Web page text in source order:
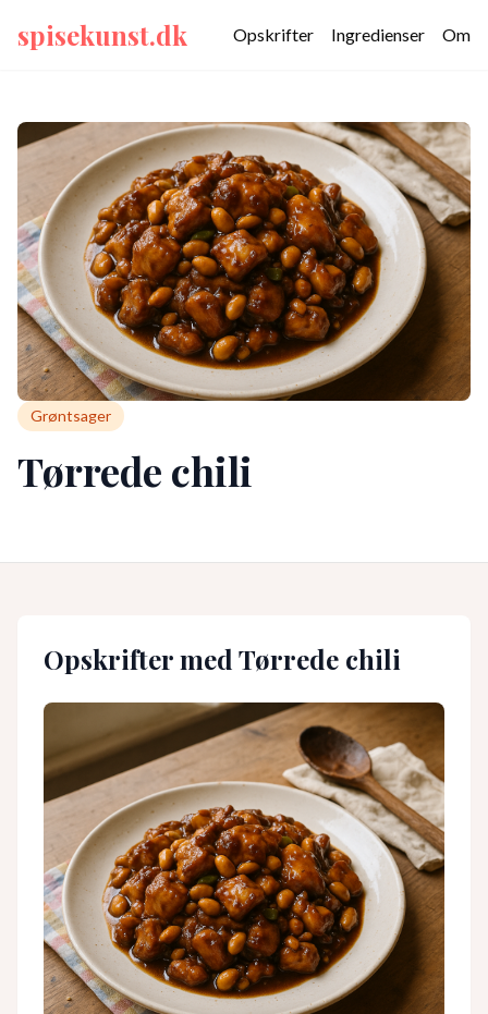
spisekunst.dk Opskrifter Ingredienser Om
Grøntsager
Tørrede chili
Opskrifter med Tørrede chili